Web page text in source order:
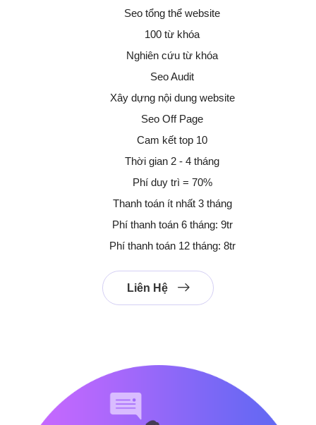
Seo tổng thể website
100 từ khóa
Nghiên cứu từ khóa
Seo Audit
Xây dựng nội dung website
Seo Off Page
Cam kết top 10
Thời gian 2 - 4 tháng
Phí duy trì = 70%
Thanh toán ít nhất 3 tháng
Phí thanh toán 6 tháng: 9tr
Phí thanh toán 12 tháng: 8tr
Liên Hệ